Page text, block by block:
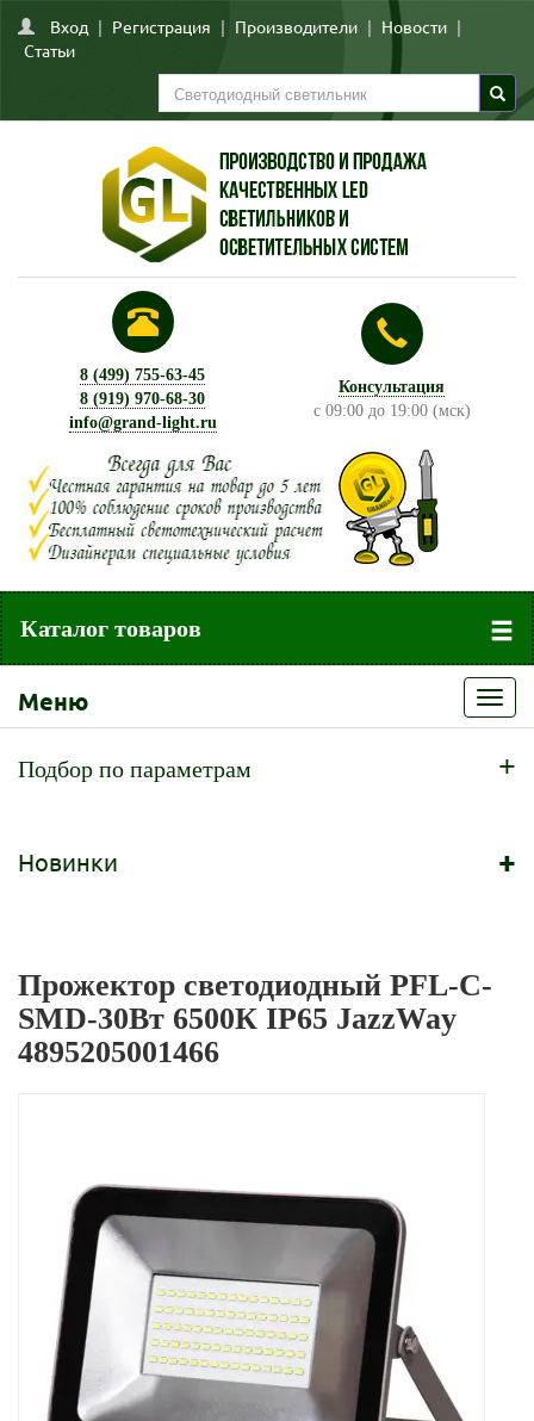
Вход | Регистрация | Производители | Новости |
Статьи
8 (499) 755-63-45
8 (919) 970-68-30
info@grand-light.ru
Консультация
с 09:00 до 19:00 (мск)
Каталог товаров
Меню
Подбор по параметрам +
Новинки +
Прожектор светодиодный PFL-C-
SMD-30Вт 6500К IP65 JazzWay
4895205001466